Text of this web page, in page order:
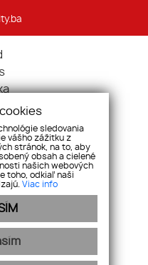
nám
údajov
sledovania
vášho zážitku z
stránok, na to, aby
obsah a cielené
našich webových
toho, odkiaľ naši
Viac info